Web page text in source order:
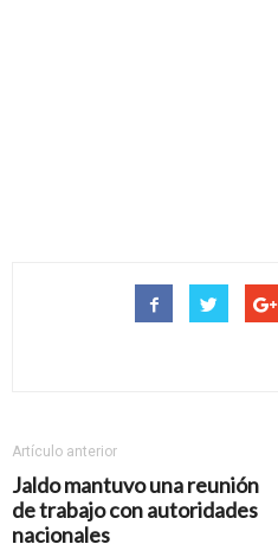
Artículo anterior
Jaldo mantuvo una reunión
de trabajo con autoridades
nacionales